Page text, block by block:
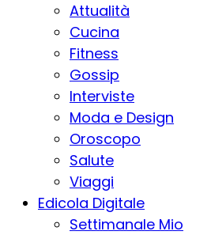
Attualità
Cucina
Fitness
Gossip
Interviste
Moda e Design
Oroscopo
Salute
Viaggi
Edicola Digitale
Settimanale Mio